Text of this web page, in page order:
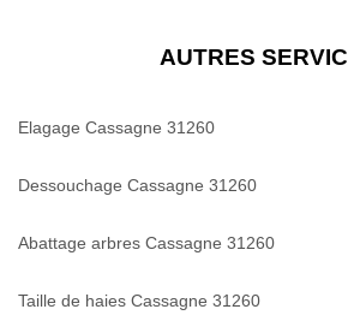
AUTRES
Elagage Cassagne 31260
Dessouchage Cassagne 31260
Abattage arbres Cassagne 31260
Taille de haies Cassagne 31260